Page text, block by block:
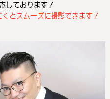
しております！
とスムーズに撮影できます！